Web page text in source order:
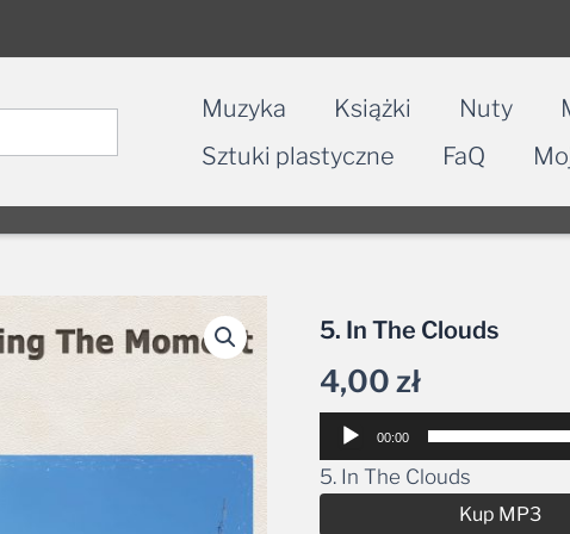
Muzyka Książki Nuty
Sztuki plastyczne
FaQ
5. In The Clouds
4,00zł
Odtwarzacz
plików
dźwiękowych
00:00
5. In The Clouds
Kup MP3